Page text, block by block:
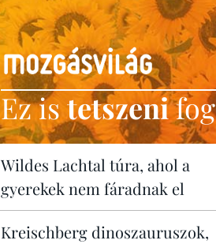
Ez istetszenifog
Wildes Lachtal túra, ahol a
gyerekek nem fáradnak el
Kreischberg dinoszauruszok,